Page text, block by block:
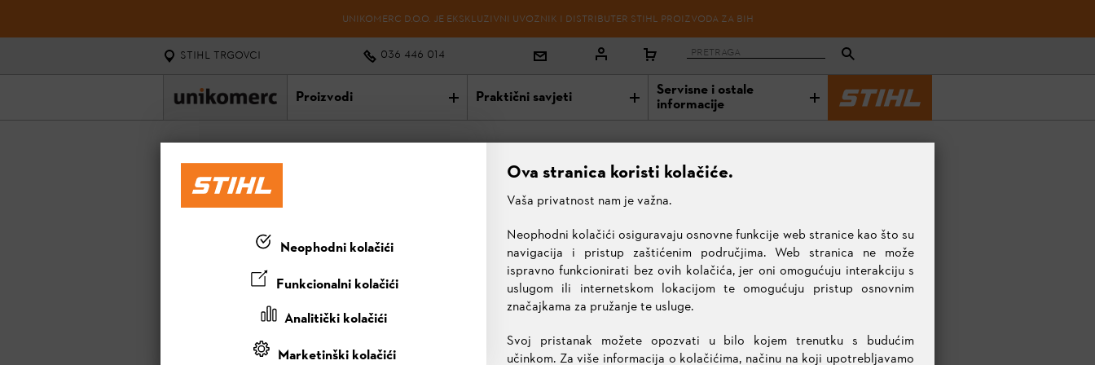
UNIKOMERC D.O.O. JE EKSKLUZIVNI UVOZNIK I DISTRIBUTER STIHL PROIZVODA ZA BIH
STIHL TRGOVCI 036 446 014
Proizvodi Praktični savjeti Servisne i ostale
informacije
NOVITETI
Neophodni kolačići
Funkcionalni kolačići
Analitički kolačići
Marketinški kolačići
Ova stranica koristi kolačiće.
Vaša privatnost nam je važna.
Neophodni kolačići osiguravaju osnovne funkcije web stranice kao što su
navigacija i pristup zaštićenim područjima. Web stranica ne može
ispravno funkcionirati bez ovih kolačića, jer oni omogućuju interakciju s
uslugom ili internetskom lokacijom te omogućuju pristup osnovnim
značajkama za pružanje te usluge.
Svoj pristanak možete opozvati u bilo kojem trenutku s budućim
učinkom. Za više informacija o kolačićima, načinu na koji upotrebljavamo